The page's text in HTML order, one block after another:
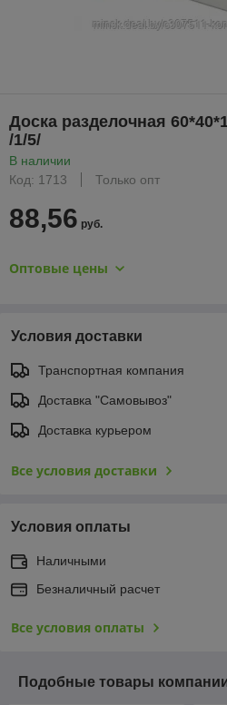
Доска разделочная
/1/5/
В наличии
Код: 1713
Только опт
88,56 руб.
Оптовые цены
Условия доставки
Транспортная компания
Доставка "Самовывоз"
Доставка курьером
Все условия доставки
Условия оплаты
Наличными
Безналичный расчет
Все условия оплаты
Подобные товары